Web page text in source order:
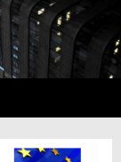
to
content